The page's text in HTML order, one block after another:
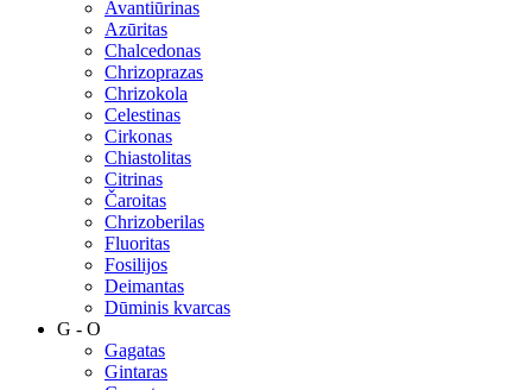
Avantiūrinas
Azūritas
Chalcedonas
Chrizoprazas
Chrizokola
Celestinas
Cirkonas
Chiastolitas
Citrinas
Čaroitas
Chrizoberilas
Fluoritas
Fosilijos
Deimantas
Dūminis kvarcas
G - O
Gagatas
Gintaras